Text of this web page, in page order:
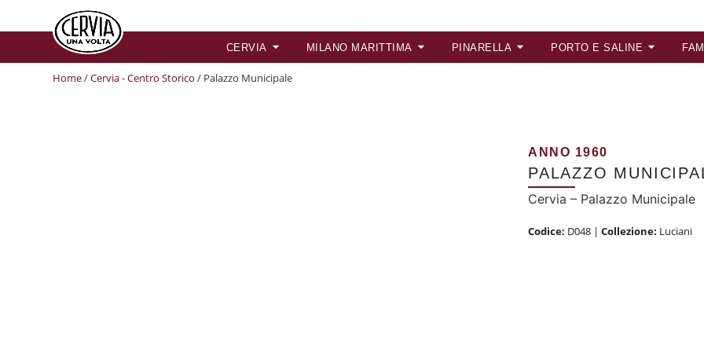
CERVIA MILANO MARITTIMA PINARELLA PORTO E SALINE
Home/Cervia - Centro Storico / Palazzo Municipale
ANNO 1960
PALAZZO
Cervia – Palazzo Municipale
Codice: D048 | Collezione: Luciani